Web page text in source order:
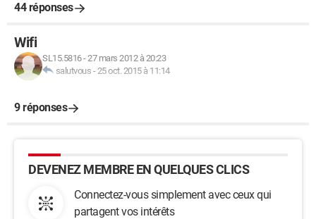
44 réponses
Wifi
SL15.5816-27 mars 2012 à 20:23
salutvous -25 oct. 2015 à 11:14
9 réponses
DEVENEZ MEMBRE EN QUELQUES CLICS
Connectez-vous simplement avec ceux qui
partagent vos intérêts